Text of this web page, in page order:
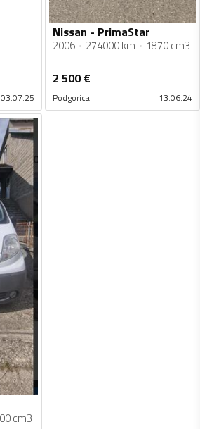
03.07.25
Nissan - PrimaStar
2006 274000 km 1870 cm3
2 500€
Podgorica 13.06.24
cm3